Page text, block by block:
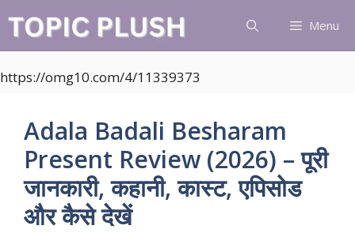
content
Menu
https://omg10.com/4/11339373
Adala Badali Besharam
Present Review (2026) – पूरी
जानकारी, कहानी, कास्ट, एपिसोड
और कैसे देखें